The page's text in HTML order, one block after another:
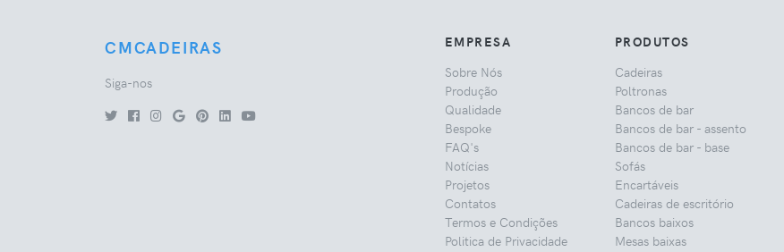
CMCADEIRAS
Siga-nos
EMPRESA
Sobre Nós
Produção
Qualidade
Bespoke
FAQ's
Notícias
Projetos
Contatos
Termos e Condições
Politica de Privacidade
PRODUTOS
Cadeiras
Poltronas
Bancos de bar
Bancos de bar - assento
Bancos de bar - base
Sofás
Encartáveis
Cadeiras de escritório
Bancos baixos
Mesas baixas